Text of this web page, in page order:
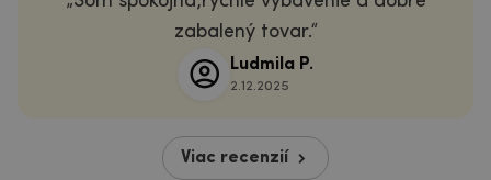
zabalený tovar.
Ludmila P.
2.12.2025
Viac recenzií